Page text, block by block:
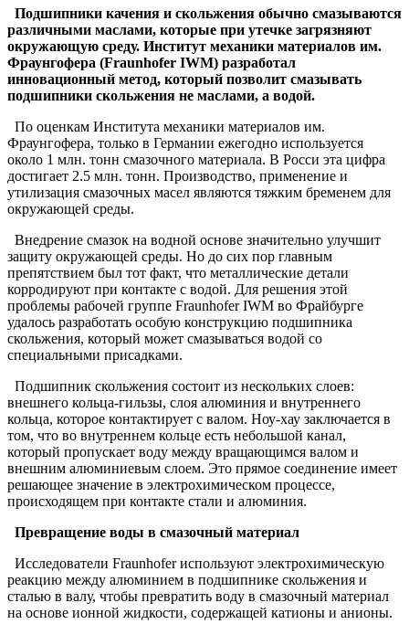
Подшипники качения и скольжения обычно смазываются
различными маслами, которые при утечке загрязняют
окружающую среду. Институт механики материалов им.
Фраунгофера (Fraunhofer IWM) разработал
инновационный метод, который позволит смазывать
подшипники скольжения не маслами, а водой.
По оценкам Института механики материалов им.
Фраунгофера, только в Германии ежегодно используется
около 1 млн. тонн смазочного материала. В Росси эта цифра
достигает 2.5 млн. тонн. Производство, применение и
утилизация смазочных масел являются тяжким бременем для
окружающей среды.
Внедрение смазок на водной основе значительно улучшит
защиту окружающей среды. Но до сих пор главным
препятствием был тот факт, что металлические детали
корродируют при контакте с водой. Для решения этой
проблемы рабочей группе Fraunhofer IWM во Фрайбурге
удалось разработать особую конструкцию подшипника
скольжения, который может смазываться водой со
специальными присадками.
Подшипник скольжения состоит из нескольких слоев:
внешнего кольца-гильзы, слоя алюминия и внутреннего
кольца, которое контактирует с валом. Ноу-хау заключается в
том, что во внутреннем кольце есть небольшой канал,
который пропускает воду между вращающимся валом и
внешним алюминиевым слоем. Это прямое соединение имеет
решающее значение в электрохимическом процессе,
происходящем при контакте стали и алюминия.
Превращение воды в смазочный материал
Исследователи Fraunhofer используют электрохимическую
реакцию между алюминием в подшипнике скольжения и
сталью в валу, чтобы превратить воду в смазочный материал
на основе ионной жидкости, содержащей катионы и анионы.